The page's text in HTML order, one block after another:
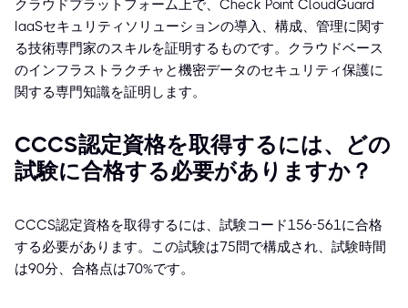
クラウドプラットフォーム上で、Check Point CloudGuard
IaaSセキュリティソリューションの導入、構成、管理に関す
る技術専門家のスキルを証明するものです。クラウドベース
のインフラストラクチャと機密データのセキュリティ保護に
関する専門知識を証明します。
CCCS認定資格を取得するには、どの
試験に合格する必要がありますか？
CCCS認定資格を取得するには、試験コード156-561に合格
する必要があります。この試験は75問で構成され、試験時間
は90分、合格点は70%です。